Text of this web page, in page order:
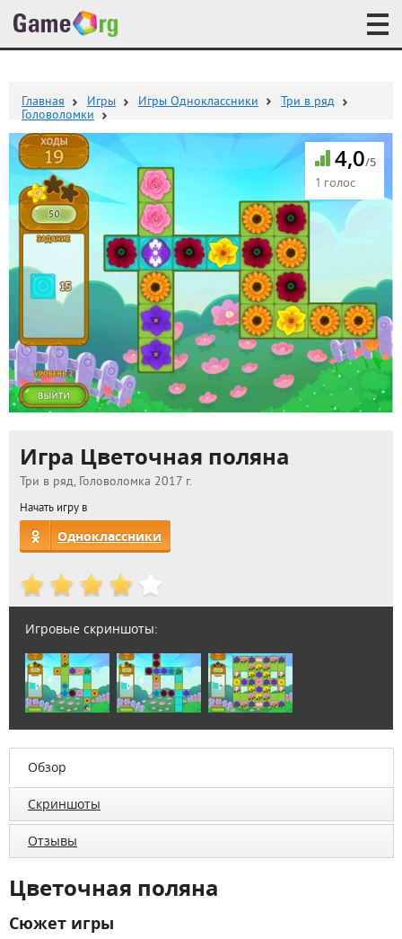
Главная Игры Игры Одноклассники
Три в ряд
Головоломки
4,0/5
1 голос
Игра Цветочная поляна
Три в ряд, Головоломка 2017 г.
Начать игру в
Одноклассники
Игровые скриншоты:
Обзор
Скриншоты
Отзывы
Цветочная поляна
Сюжет игры